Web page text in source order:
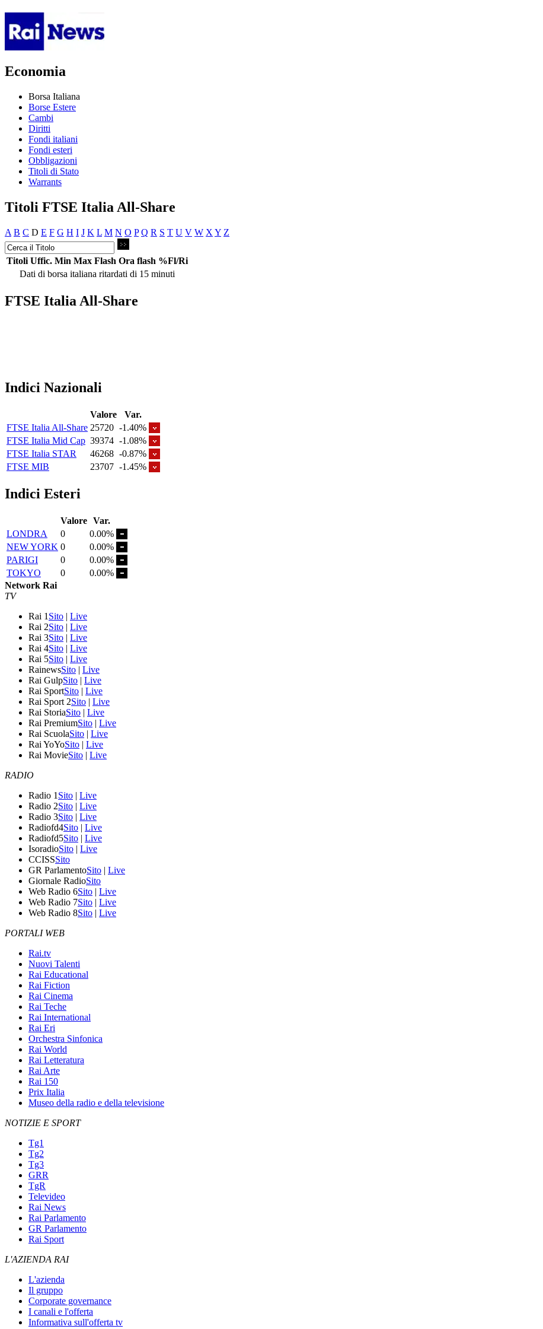
Economia
Borsa Italiana
Borse Estere
Cambi
Diritti
Fondi italiani
Fondi esteri
Obbligazioni
Titoli di Stato
Warrants
Titoli FTSE Italia All-Share
A B C D E F G H I J K L M N O P Q R S T U V W X Y Z
Titoli Uffic. Min Max Flash Ora flash %Fl/Ri
Dati di borsa italiana ritardati di 15 minuti
FTSE Italia All-Share
Indici Nazionali
Valore
Var.
FTSE Italia All-Share 25720 -1.40%
FTSE Italia Mid Cap 39374 -1.08%
FTSE Italia STAR
46268 -0.87%
FTSE MIB
23707 -1.45%
Indici Esteri
Valore Var.
LONDRA
0
0.00%
NEW YORK 0
0.00%
PARIGI
0
0.00%
TOKYO
0
0.00%
Network Rai
TV
Rai 1 Sito | Live
Rai 2Sito | Live
Rai 3Sito | Live
Rai 4Sito | Live
Rai 5Sito | Live
RainewsSito | Live
Rai GulpSito | Live
Rai SportSito | Live
Rai Sport 2Sito | Live
Rai StoriaSito | Live
Rai PremiumSito | Live
Rai ScuolaSito | Live
Rai YoYoSito | Live
Rai MovieSito | Live
RADIO
Radio 1 Sito | Live
Radio 2Sito | Live
Radio 3Sito | Live
Radiofd4Sito | Live
Radiofd5Sito | Live
IsoradioSito | Live
CCISSSito
GR ParlamentoSito | Live
Giornale RadioSito
Web Radio 6Sito | Live
Web Radio 7Sito | Live
Web Radio 8Sito | Live
PORTALI WEB
Rai.tv
Nuovi Talenti
Rai Educational
Rai Fiction
Rai Cinema
Rai Teche
Rai International
Rai Eri
Orchestra Sinfonica
Rai World
Rai Letteratura
Rai Arte
Rai 150
Prix Italia
Museo della radio e della televisione
NOTIZIE E SPORT
Tg1
Tg2
Tg3
GRR
TgR
Televideo
Rai News
Rai Parlamento
GR Parlamento
Rai Sport
L'AZIENDA RAI
L'azienda
Il gruppo
Corporate governance
I canali e l'offerta
Informativa sull'offerta tv